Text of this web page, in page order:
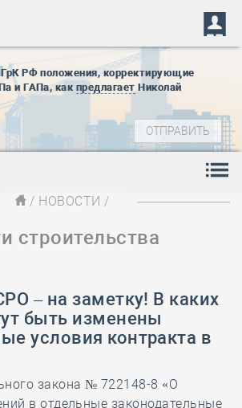
РФ положения, корректирующие
и ГАПа, как предлагает Николай
/ НОВОСТИ /
строительства
– на заметку! В каких
быть изменены
условия контракта в
закона № 722148-8 «О
в отдельные законодательные